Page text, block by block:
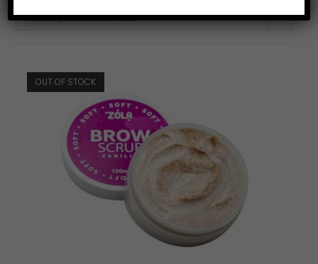
Numatytasis rikiavimas
OUT OF STOCK